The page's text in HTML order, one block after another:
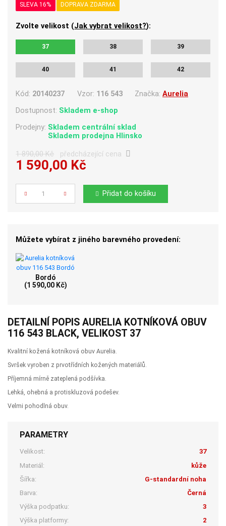
SLEVA 16% DOPRAVA ZDARMA
Zvolte velikost (Jak vybrat velikost?):
37 38 39
40 41 42
Kód: 20140237 Vzor: 116 543 Značka: Aurelia
Dostupnost: Skladem e-shop
Prodejny: Skladem centrální sklad
Skladem prodejna Hlinsko
1 890,00 Kč předcházející cena
1 590,00 Kč
Počet
Přidat do košíku
Můžete vybírat z jiného barevného provedení:
Bordó
(1 590,00 Kč)
DETAILNÍ POPIS AURELIA KOTNÍKOVÁ OBUV
116 543 BLACK, VELIKOST 37
Kvalitní kožená kotníková obuv Aurelia.
Svršek vyroben z prvotřídních kožených materiálů.
Příjemná mírně zateplená podšívka.
Lehká, ohebná a protiskluzová podešev.
Velmi pohodlná obuv.
PARAMETRY
Velikost:
37
Materiál:
kůže
Šířka:
G-standardní noha
Barva:
Černá
Výška podpatku:
3
Výška platformy:
2